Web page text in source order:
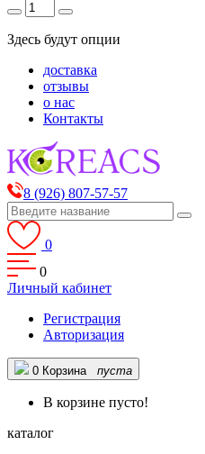
Здесь будут опции
доставка
отзывы
о нас
Контакты
8 (926) 807-57-57
0
0
Личный кабинет
Регистрация
Авторизация
0 Корзина пуста
В корзине пусто!
каталог